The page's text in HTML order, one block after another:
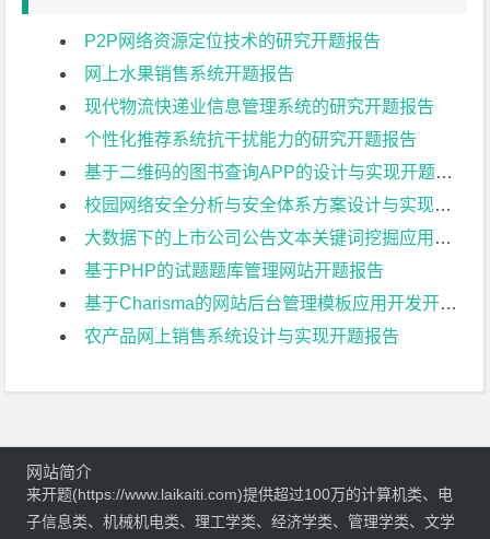
P2P网络资源定位技术的研究开题报告
网上水果销售系统开题报告
现代物流快递业信息管理系统的研究开题报告
个性化推荐系统抗干扰能力的研究开题报告
基于二维码的图书查询APP的设计与实现开题报告
校园网络安全分析与安全体系方案设计与实现开题报告
大数据下的上市公司公告文本关键词挖掘应用技术开题报告
基于PHP的试题题库管理网站开题报告
基于Charisma的网站后台管理模板应用开发开题报告
农产品网上销售系统设计与实现开题报告
网站简介
来开题(https://www.laikaiti.com)提供超过100万的计算机类、电
子信息类、机械机电类、理工学类、经济学类、管理学类、文学